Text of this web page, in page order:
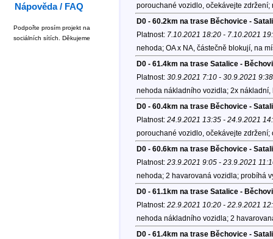
porouchané vozidlo, očekávejte
D0 - 60.2km na trase Běchovice -
Platnost: 7.10.2021 18:20 - 7.10.2021
nehoda; OA x NA, částečně blokují, na
D0 - 61.4km na trase Satalice -
Platnost: 30.9.2021 7:10 - 30.9.2021 9:38
nehoda nákladního vozidla; 2x
D0 - 60.4km na trase Běchovice -
Platnost: 24.9.2021 13:35 - 24.9.2021
porouchané vozidlo, očekávejte
D0 - 60.6km na trase Běchovice -
Platnost: 23.9.2021 9:05 - 23.9.2021
nehoda; 2 havarovaná vozidla; probíhá
D0 - 61.1km na trase Satalice -
Platnost: 22.9.2021 10:20 - 22.9.2021
nehoda nákladního vozidla; 2
D0 - 61.4km na trase Běchovice -
Nápověda / FAQ
Podpořte prosím projekt na
sociálních sítích. Děkujeme